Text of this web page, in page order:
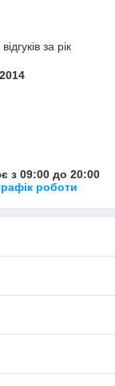
за рік
з 09:00 до 20:00
роботи